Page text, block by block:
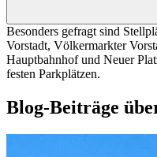
Besonders gefragt sind
Vorstadt, Völkermarkter
Hauptbahnhof und Neuer
festen Parkplätzen.
Blog-Beiträge